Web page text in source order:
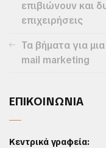
επιβιώνουν και
επιχειρήσεις
Τα βήματα για
mail marketing
ΕΠΙΚΟΙΝΩΝΙΑ
Κεντρικά γραφεία: